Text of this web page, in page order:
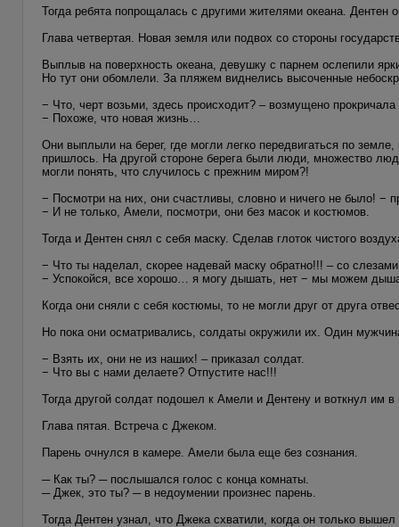
Тогда ребята попрощалась с другими жителями океана. Дентен
Глава четвертая. Новая земля или подвох со стороны
Выплыв на поверхность океана, девушку с парнем ослепили
Но тут они обомлели. За пляжем виднелись высоченные
− Что, черт возьми, здесь происходит? – возмущено
− Похоже, что новая жизнь…
Они выплыли на берег, где могли легко передвигаться по
пришлось. На другой стороне берега были люди, множество
могли понять, что случилось с прежним миром?!
− Посмотри на них, они счастливы, словно и ничего не было! −
− И не только, Амели, посмотри, они без масок и костюмов.
Тогда и Дентен снял с себя маску. Сделав глоток чистого
− Что ты наделал, скорее надевай маску обратно!!! – со
− Успокойся, все хорошо… я могу дышать, нет − мы можем
Когда они сняли с себя костюмы, то не могли друг от друга
Но пока они осматривались, солдаты окружили их. Один
− Взять их, они не из наших! – приказал солдат.
− Что вы с нами делаете? Отпустите нас!!!
Тогда другой солдат подошел к Амели и Дентену и воткнул им
Глава пятая. Встреча с Джеком.
Парень очнулся в камере. Амели была еще без сознания.
─ Как ты? ─ послышался голос с конца комнаты.
─ Джек, это ты? ─ в недоумении произнес парень.
Тогда Дентен узнал, что Джека схватили, когда он только